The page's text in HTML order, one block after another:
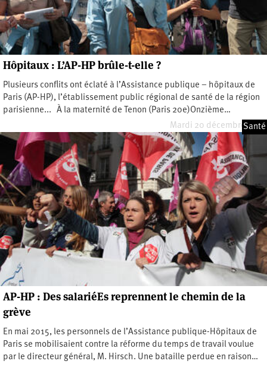
Hôpitaux : L’AP-HP brûle-t-elle ?
Plusieurs conflits ont éclaté à l’Assistance publique – hôpitaux de
Paris (AP-HP), l’établissement public régional de santé de la région
parisienne... À la maternité de Tenon (Paris 20e)Onzième…
Mardi 20 décembre 2016
Santé
AP-HP : Des salariéEs reprennent le chemin de la
grève
En mai 2015, les personnels de l’Assistance publique-Hôpitaux de
Paris se mobilisaient contre la réforme du temps de travail voulue
par le directeur général, M. Hirsch. Une bataille perdue en raison…